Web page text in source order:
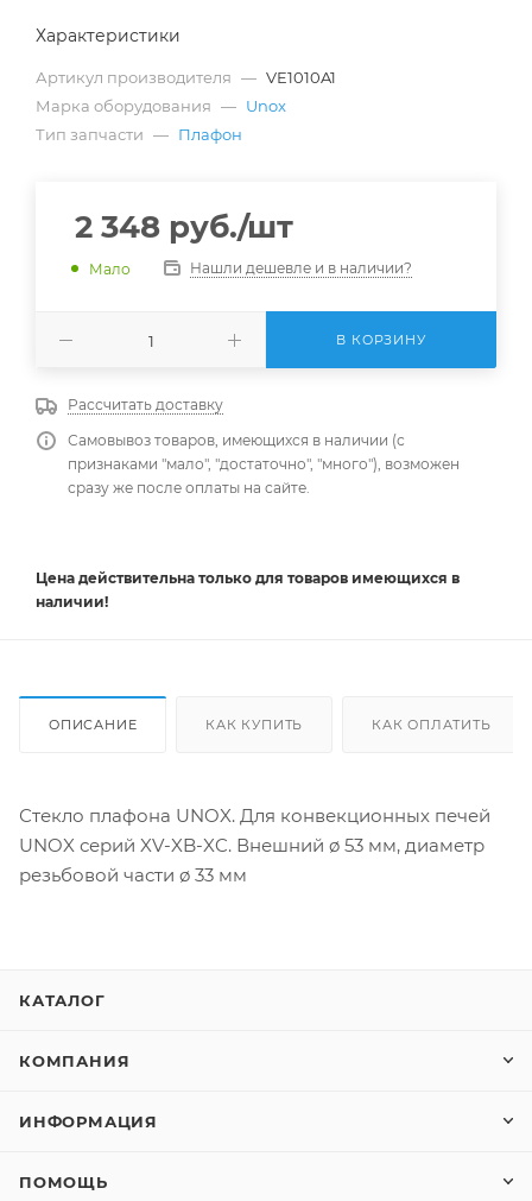
Характеристики
Артикул производителя — VE1010A1
Марка оборудования — Unox
Тип запчасти — Плафон
2 348 руб./шт
Мало Нашли дешевле и в наличии?
В КОРЗИНУ
Рассчитать доставку
Самовывоз товаров, имеющихся в наличии (с
признаками "мало", "достаточно", "много"), возможен
сразу же после оплаты на сайте.
Цена действительна только для товаров имеющихся в
наличии!
ОПИСАНИЕ КАК КУПИТЬ КАК ОПЛАТИТЬ
Стекло плафона UNOX. Для конвекционных печей
UNOX серий XV-XB-XC. Внешний ø 53 мм, диаметр
резьбовой части ø 33 мм
КАТАЛОГ
КОМПАНИЯ
ИНФОРМАЦИЯ
ПОМОЩЬ